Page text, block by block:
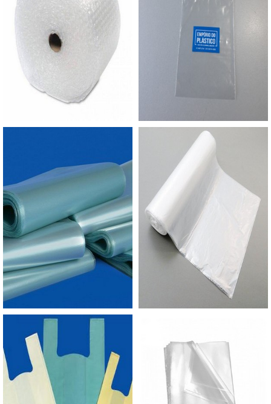
Aumentando, assim, o mix de sacos a pronta
entrega e venda fracionada, até em pequenas
quantidades. Para saber mais informações, basta
solicitar um orçamento..
de esteira automática: É bastante versátil, pois
permite efetuar a selagem tanto de papel grau
cirúrgico como de filme da modalidade
bilaminado.Ainda sobre as seladoras manuais
para plástico é fundamental citar que, uma das
vantagens deste modelo de seladora é que ele
apenas consome energia elétrica no período em
que é executada a selagem, o que faz dele um
equipamento que gera economia. Com a
máquina, o cliente consegue lacrar rapidamente
sacos plásticos de até 35cm de largura. Com
acionamento por pedal, ela é fácil de usar e solda
com precisão, tornando assim os produtos mais
higiênicos e invioláveis. É de fácil manuseio e não
requer treinamentos para uso.EMPRESA DE
MÁQUINA SELADORA RENOMADA NO RAMOA
Empório do Plástico passou a contratar a
produção com fábricas ainda mais modernas e
custos reduzidos. Aumentando, assim, o mix de
em pequenas quantidades. Para saber mais
informações, basta solicitar um orçamento..